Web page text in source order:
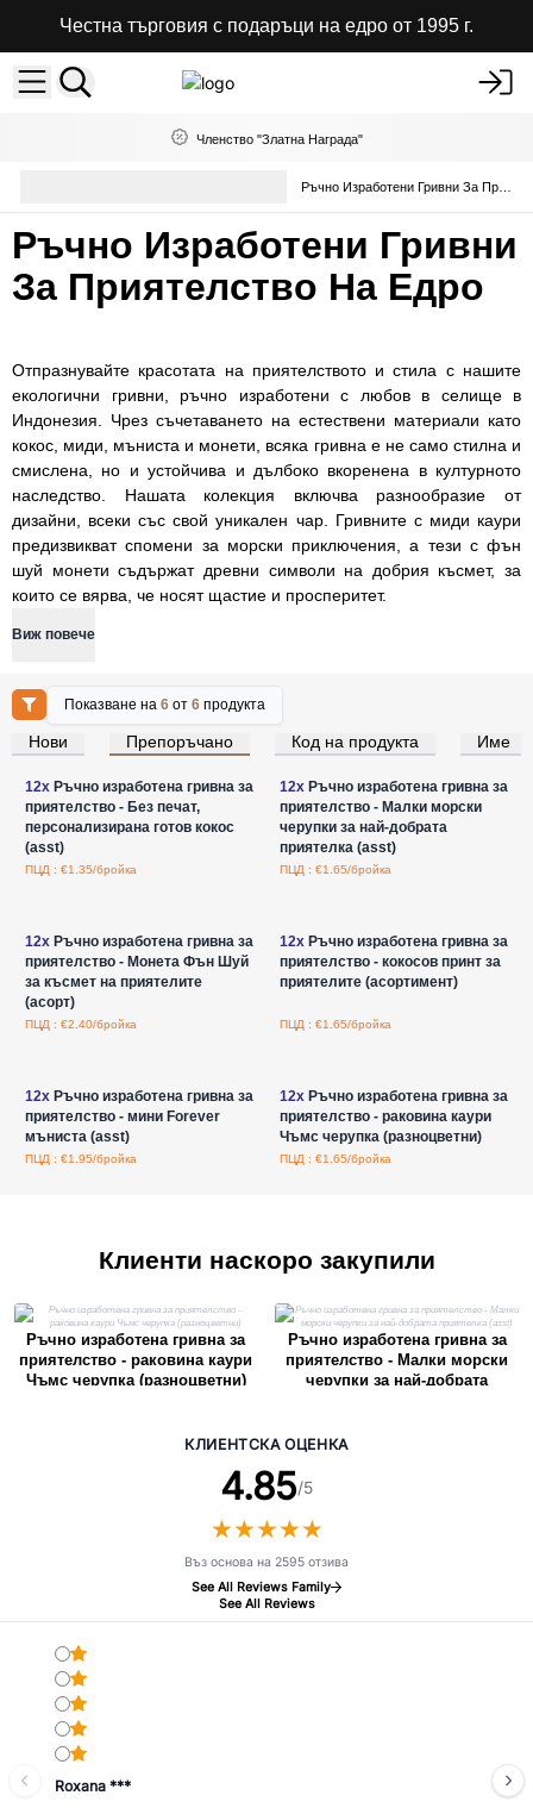
Честна търговия с подаръци на едро от 1995 г.
Членство "Златна Награда"
Ръчно Изработени Гривни
За Приятелство На Едро
Отпразнувайте красотата на приятелството и стила с нашите
екологични гривни, ръчно изработени с любов в селище в
Индонезия. Чрез съчетаването на естествени материали като
кокос, миди, мъниста и монети, всяка гривна е не само стилна и
смислена, но и устойчива и дълбоко вкоренена в културното
наследство. Нашата колекция включва разнообразие от
дизайни, всеки със свой уникален чар. Гривните с миди каури
предизвикват спомени за морски приключения, а тези с фън
шуй монети съдържат древни символи на добрия късмет, за
които се вярва, че носят щастие и просперитет.
Виж повече
Показване на6 от6 продукта
Нови Препоръчано Код на продукта Име
Влезте за цени на едро
12xРъчно изработена гривна за
приятелство - Без печат,
персонализирана готов кокос
(asst)
ПЦД : €1.35/бройка
Влезте за цени на едро
12xРъчно изработена гривна за
приятелство - Малки морски
черупки за най-добрата
приятелка (asst)
ПЦД : €1.65/бройка
12xРъчно изработена гривна за
приятелство - Монета Фън Шуй
за късмет на приятелите
(асорт)
ПЦД : €2.40/бройка
12xРъчно изработена гривна за
приятелство - кокосов принт за
приятелите (асортимент)
ПЦД : €1.65/бройка
12xРъчно изработена гривна за
приятелство - мини Forever
мъниста (asst)
ПЦД : €1.95/бройка
12xРъчно изработена гривна за
приятелство - раковина каури
Чъмс черупка (разноцветни)
ПЦД : €1.65/бройка
Клиенти наскоро закупили
Ръчно изработена гривна за
приятелство - раковина каури
Чъмс черупка (разноцветни)
Ръчно изработена гривна за
приятелство - Малки морски
черупки за най-добрата
КЛИЕНТСКА ОЦЕНКА
4.85/5
★★★★★
★★★★★
Въз основа на 2595 отзива
See All Reviews Family
See All Reviews
Roxana ***